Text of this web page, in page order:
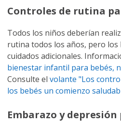
Controles de rutina
Todos los niños deberían
rutina todos los años, pero los
cuidados adicionales.
bienestar infantil para bebés,
Consulte el volante "Los
los bebés un comienzo
Embarazo y